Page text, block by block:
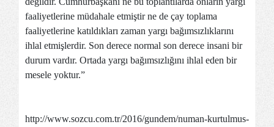
faaliyetlerine müdahale etmiştir ne de çay toplama
faaliyetlerine katıldıkları zaman yargı bağımsızlıklarını
ihlal etmişlerdir. Son derece normal son derece insani bir
durum vardır. Ortada yargı bağımsızlığını ihlal eden bir
mesele yoktur.”
http://www.sozcu.com.tr/2016/gundem/numan-kurtulmus-